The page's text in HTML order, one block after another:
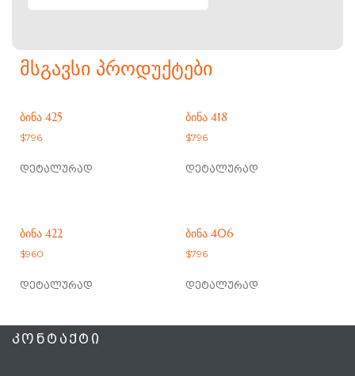
ᲛᲡᲒᲐᲕᲡᲘ ᲞᲠᲝᲓᲣᲥᲢᲔᲑᲘ
ᲑᲘᲜᲐ 425
$796
დეტალურად
ᲑᲘᲜᲐ 418
$796
დეტალურად
ᲑᲘᲜᲐ 422
$960
დეტალურად
ᲑᲘᲜᲐ 406
$796
დეტალურად
ᲙᲝᲜᲢᲐᲥᲢᲘ